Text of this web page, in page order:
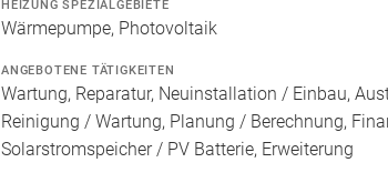
HEIZUNG SPEZIALGEBIETE
Wärmepumpe, Photovoltaik
ANGEBOTENE TÄTIGKEITEN
Wartung, Reparatur, Neuinstallation / Einbau,
Reinigung / Wartung, Planung / Berechnung,
Solarstromspeicher / PV Batterie, Erweiterung